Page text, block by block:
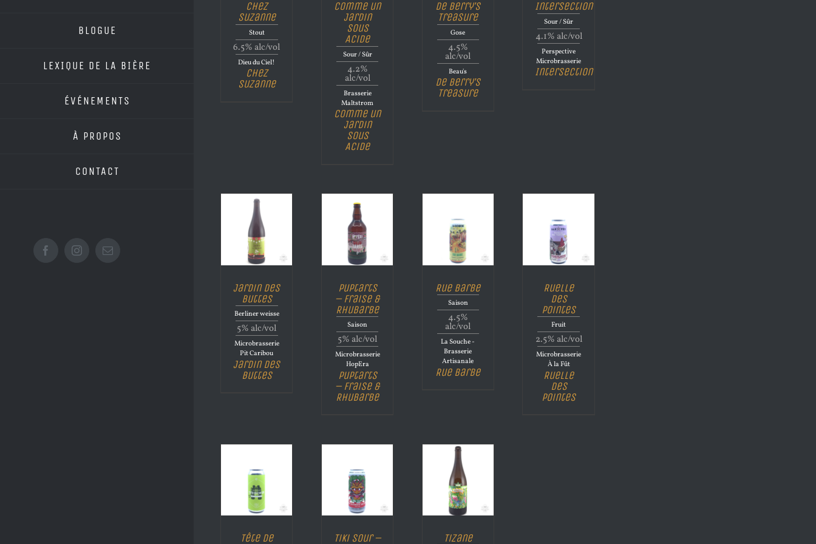
BLOGUE
LEXIQUE DE LA BIÈRE
ÉVÉNEMENTS
À PROPOS
CONTACT
FacebookInstagramEmail
Chez
Suzanne
Stout
6.5% alc/vol
Dieu du Ciel!
Chez
Suzanne
Comme un
Jardin
sous
Acide
Sour / Sûr
4.2%
alc/vol
Brasserie
Maltstrom
Comme un
Jardin
sous
Acide
De Berry’s
Treasure
Gose
4.5%
alc/vol
Beau's
De Berry’s
Treasure
Intersection
Sour / Sûr
4.1% alc/vol
Perspective
Microbrasserie
Intersection
Jardin des
Buttes
Berliner weisse
5% alc/vol
Microbrasserie
Pit Caribou
Jardin des
Buttes
Puptarts
– Fraise &
Rhubarbe
Saison
5% alc/vol
Microbrasserie
HopEra
Puptarts
– Fraise &
Rhubarbe
Rue Barbe
Saison
4.5%
alc/vol
La Souche -
Brasserie
Artisanale
Rue Barbe
Ruelle
des
Pointes
Fruit
2.5% alc/vol
Microbrasserie
À la Fût
Ruelle
des
Pointes
Tête de
Tiki Sour –
Tizane